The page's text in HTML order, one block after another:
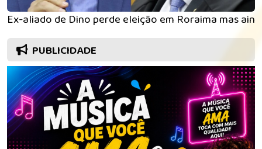
Ex-aliado de Dino perde eleição em Roraima mas
PUBLICIDADE